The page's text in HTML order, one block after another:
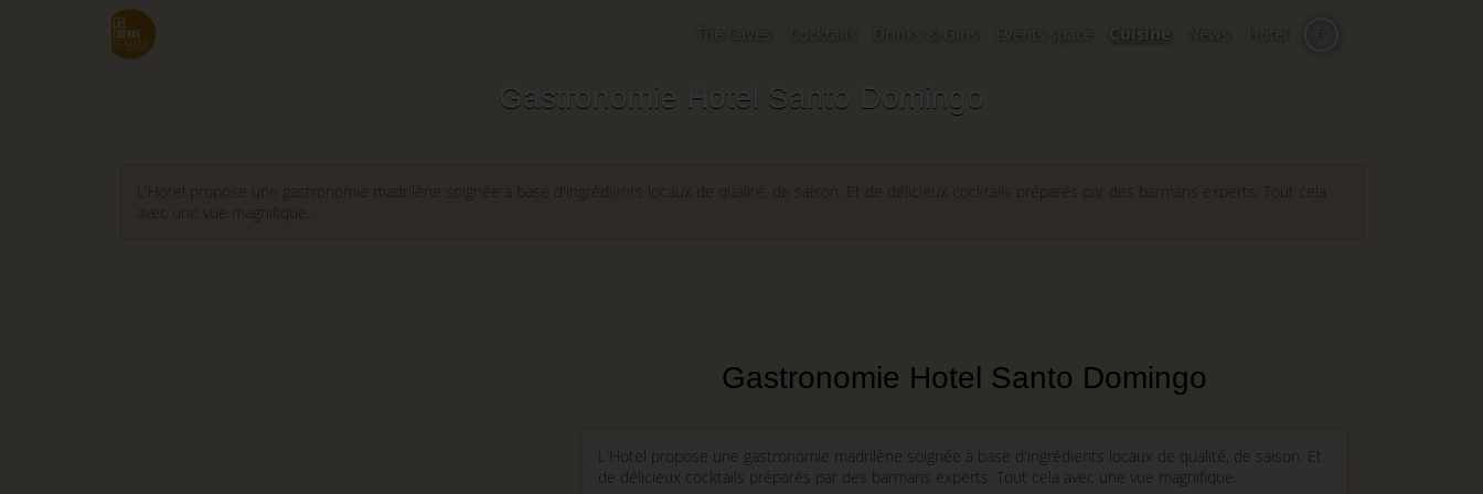
The Caves Cocktails Drinks & Gins Events space Cuisine News Hotel
Gastronomie Hotel Santo Domingo
L'Hotel propose une gastronomie madrilène soignée à base d'ingrédients locaux de qualité, de saison. Et de délicieux cocktails préparés par des barmans experts. Tout cela
avec une vue magnifique.
Gastronomie Hotel Santo Domingo
L'Hotel propose une gastronomie madrilène soignée à base d'ingrédients locaux de qualité, de saison. Et
de délicieux cocktails préparés par des barmans experts. Tout cela avec une vue magnifique.